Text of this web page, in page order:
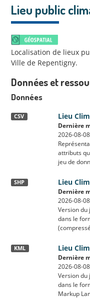
Lieu public
Localisation de lieux
Ville de Repentigny.
Données et
Données
Lieu
CSV
Dernière
2026-08-08
attributs
jeu de
Lieu
SHP
Dernière
2026-08-08
Version du
dans le
Lieu
KML
Dernière
2026-08-08
Version du
dans le
Markup